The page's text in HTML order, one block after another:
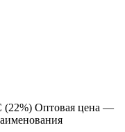
(22%) Оптовая цена —